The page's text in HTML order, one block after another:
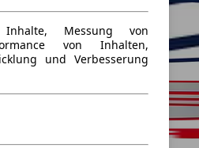
Messung von
von Inhalten,
und Verbesserung